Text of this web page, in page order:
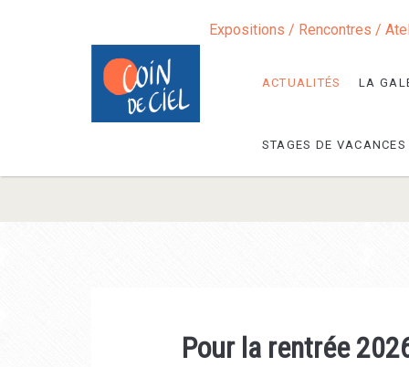
Expositions / Rencontres /
ACTUALITÉS LA
STAGES DE VACANCES
Pour la rentrée